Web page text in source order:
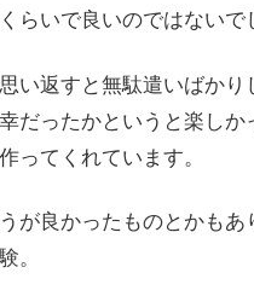
らいで良いのではないで
い返すと無駄遣いばかり
だったかというと楽しか
ってくれています。
が良かったものとかもあ
。